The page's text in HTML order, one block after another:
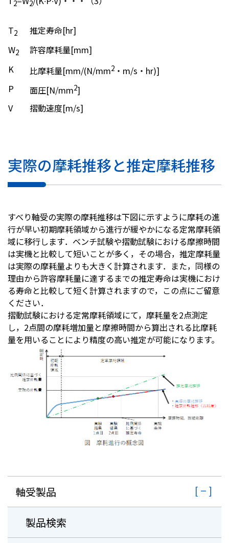
2 2
T2
推定寿命[hr]
W2
許容摩耗量[mm]
K
比摩耗量[mm/(N/mm2 ・m/s・hr)]
P
面圧[N/mm2]
V
摺動速度[m/s]
実際の摩耗推移と推定摩耗推移
すべり軸受の実際の摩耗推移は下図に示すように摩耗の進
行が早い初期摩耗領域から進行が緩やかになる定常摩耗領
域に移行します．ベンチ試験や摺動試験における摩擦時間
は実機と比較して短いことが多く，その場合，推定摩耗量
は実際の摩耗量よりも大きく計算されます．また，同様の
理由から許容摩耗量に達するまでの推定寿命は実機におけ
る寿命と比較して短く計算されますので，この点にご留意
ください．
摺動試験における定常摩耗領域にて，摩耗量を2点測定
し，2点間の摩耗増加量と摩擦時間から算出される比摩耗
量を用いることにより精度の高い推定が可能になります。
軸受製品
製品検索